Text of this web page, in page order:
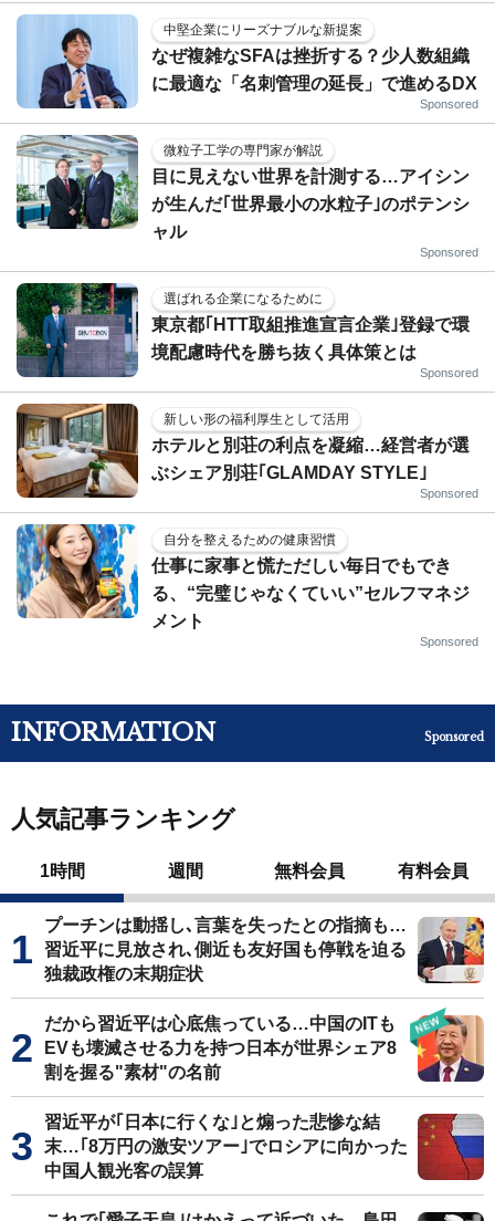
中堅企業にリーズナブルな新提案
なぜ複雑なSFAは挫折する？少人数組織
に最適な「名刺管理の延長」で進めるDX
Sponsored
微粒子工学の専門家が解説
目に見えない世界を計測する…アイシン
が生んだ｢世界最小の水粒子｣のポテンシ
ャル
Sponsored
選ばれる企業になるために
東京都｢HTT取組推進宣言企業｣登録で環
境配慮時代を勝ち抜く具体策とは
Sponsored
新しい形の福利厚生として活用
ホテルと別荘の利点を凝縮…経営者が選
ぶシェア別荘｢GLAMDAY STYLE｣
Sponsored
自分を整えるための健康習慣
仕事に家事と慌ただしい毎日でもでき
る、“完璧じゃなくていい”セルフマネジ
メント
Sponsored
INFORMATION Sponsored
人気記事ランキング
1時間 週間 無料会員 有料会員
プーチンは動揺し､言葉を失ったとの指摘も…
習近平に見放され､側近も友好国も停戦を迫る
独裁政権の末期症状
だから習近平は心底焦っている…中国のITも
EVも壊滅させる力を持つ日本が世界シェア8
割を握る"素材"の名前
習近平が｢日本に行くな｣と煽った悲惨な結
末…｢8万円の激安ツアー｣でロシアに向かった
中国人観光客の誤算